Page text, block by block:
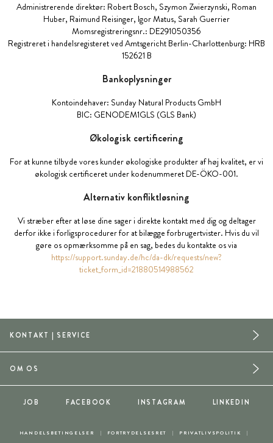
Administrerende direktør: Robert Bosch, Szymon Zwierzynski, Roman
Huber, Raimund Reisinger, Igor Matus, Sarah Guerrier
Momsregistreringsnr.: DE291050356
Registreret i handelsregisteret ved Amtsgericht Berlin-Charlottenburg: HRB
152621 B
Bankoplysninger
Kontoindehaver: Sunday Natural Products GmbH
BIC: GENODEM1GLS (GLS Bank)
Økologisk certificering
For at kunne tilbyde vores kunder økologiske produkter af høj kvalitet, er vi
økologisk certificeret under kodenummeret DE-ÖKO-001.
Alternativ konfliktløsning
Vi stræber efter at løse dine sager i direkte kontakt med dig og deltager
derfor ikke i forligsprocedurer for at bilægge forbrugertvister. Hvis du vil
gøre os opmærksomme på en sag, bedes du kontakte os via
https://support.sunday.de/hc/da-dk/requests/new?
ticket_form_id=21880514988562
KONTAKT | SERVICE
HANDELSBETINGELSER FORTRYDELSESRET PRIVATLIVSPOLITIK
OM OS
JOB FACEBOOK INSTAGRAM LINKEDIN